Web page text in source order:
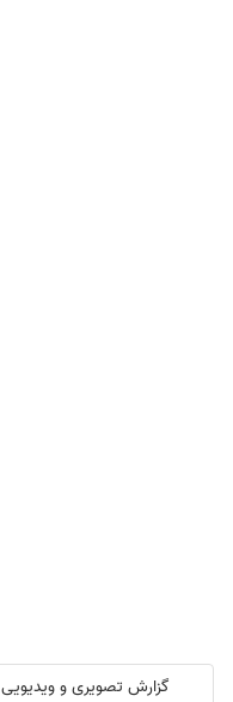
گزارش تصویری و ویدیویی